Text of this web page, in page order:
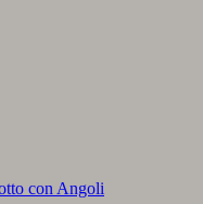
con Angoli